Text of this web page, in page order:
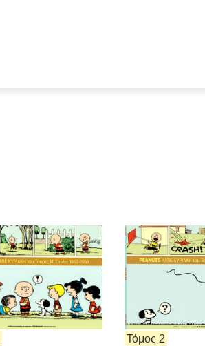
Τόμος 2